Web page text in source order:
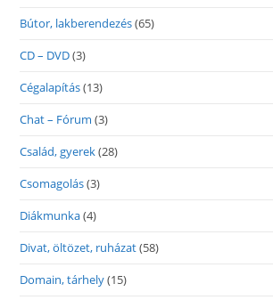
Bútor, lakberendezés(65)
CD – DVD(3)
Cégalapítás(13)
Chat – Fórum (3)
Család, gyerek(28)
Csomagolás(3)
Diákmunka(4)
Divat, öltözet, ruházat(58)
Domain, tárhely(15)